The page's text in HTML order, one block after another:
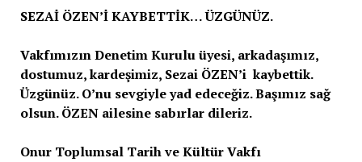
SEZAİ ÖZEN’İ KAYBETTİK… ÜZGÜNÜZ.
Vakfımızın Denetim Kurulu üyesi, arkadaşımız,
dostumuz, kardeşimiz, Sezai ÖZEN’i kaybettik.
Üzgünüz. O’nu sevgiyle yad edeceğiz. Başımız sağ
olsun. ÖZEN ailesine sabırlar dileriz.
Onur Toplumsal Tarih ve Kültür Vakfı